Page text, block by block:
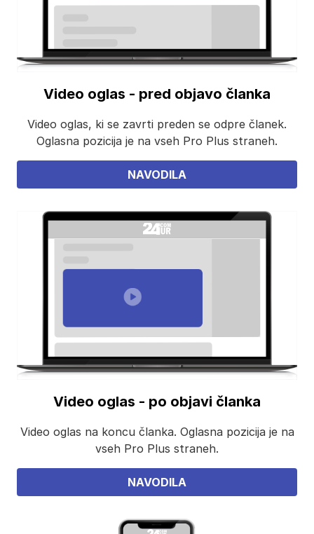
Video oglas - pred objavo članka
Video oglas, ki se zavrti preden se odpre članek.
Oglasna pozicija je na vseh Pro Plus straneh.
NAVODILA
Video oglas - po objavi članka
Video oglas na koncu članka. Oglasna pozicija je na
vseh Pro Plus straneh.
NAVODILA